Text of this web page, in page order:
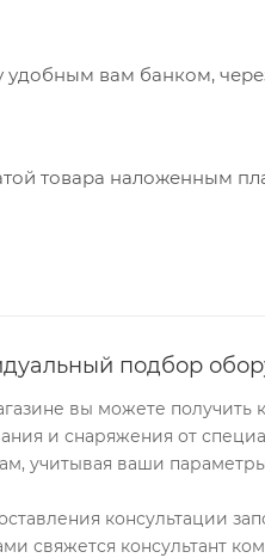
удобным вам банком,
товара наложенным
подбор
вы можете получить
и снаряжения от
учитывая ваши
консультации
свяжется консультант